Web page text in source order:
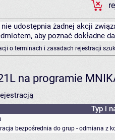
udostępnia żadnej akcji
aby poznać dokładne
o terminach i zasadach rejestracji
na programie
Typ i
bezpośrednia do grup - odmiana z